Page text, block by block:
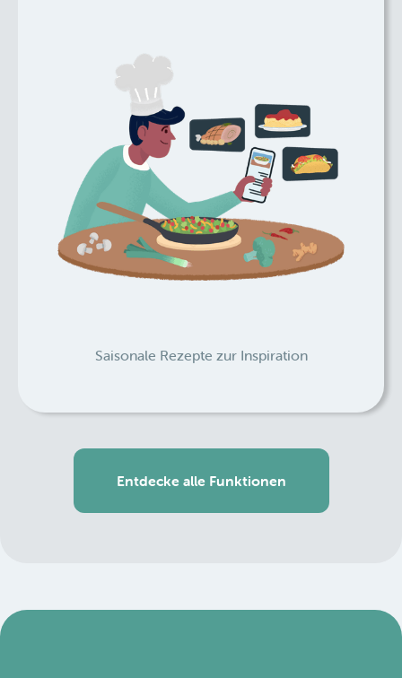
Saisonale Rezepte zur Inspiration
Entdecke alle Funktionen